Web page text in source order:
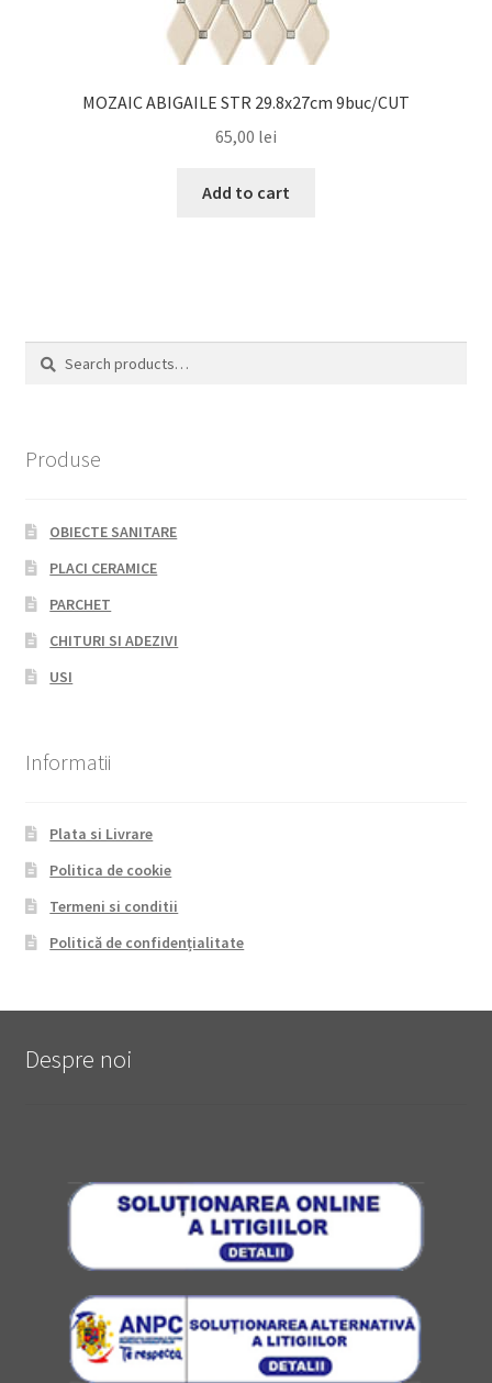
MOZAIC ABIGAILE STR 29.8x27cm 9buc/CUT
65,00 lei
Add to cart
Search
Search
Produse
OBIECTE SANITARE
PLACI CERAMICE
PARCHET
CHITURI SI ADEZIVI
USI
Informatii
Plata si Livrare
Politica de cookie
Termeni si conditii
Politică de confidențialitate
Despre noi